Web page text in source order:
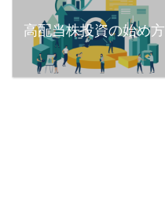
高配当株投資の始め方